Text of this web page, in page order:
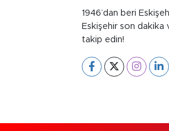
1946’dan beri
Eskişehir son dakika
takip edin!